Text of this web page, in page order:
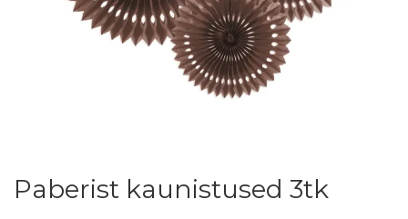
Paberist kaunistused 3tk